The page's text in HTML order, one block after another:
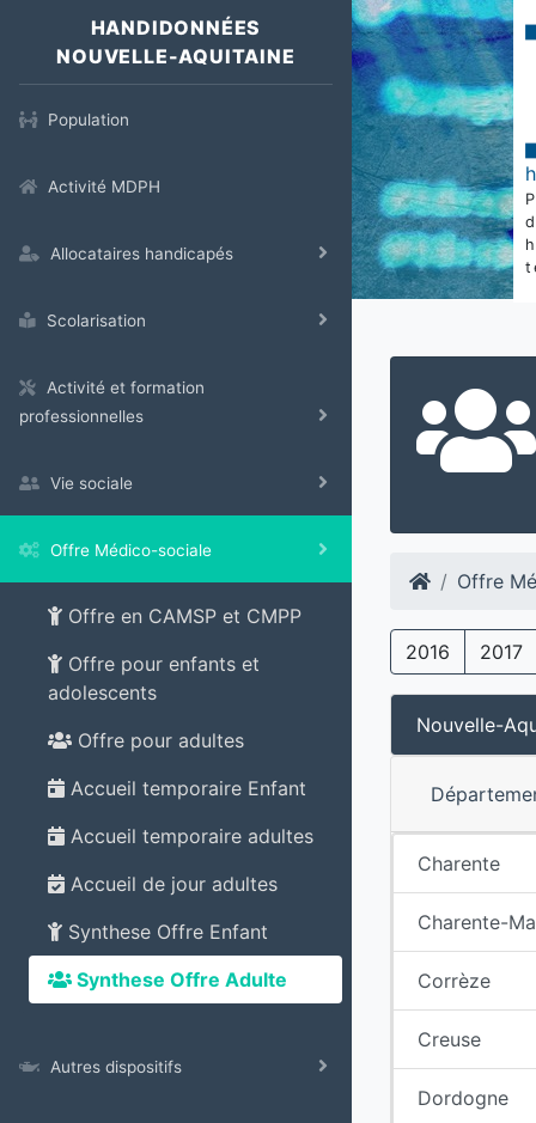
HANDIDONNÉES
NOUVELLE-AQUITAINE
Population
Activité MDPH
Allocataires handicapés
Scolarisation
Activité et formation
professionnelles
Vie sociale
Offre Médico-sociale
Offre en CAMSP et CMPP
Offre pour enfants et
adolescents
Offre pour adultes
Accueil temporaire Enfant
Accueil temporaire adultes
Accueil de jour adultes
Synthese Offre Enfant
Synthese Offre Adulte
Autres dispositifs
Offre
2016 2017
Nouvelle-
Charente
Charente-
Corrèze
Creuse
Dordogne